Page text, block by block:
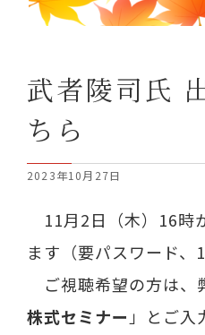
武者陵司氏
ちら
2023年10月27日
11月2日（木）16時
ます（要パスワード、
ご視聴希望の方は、
株式セミナー 」とご